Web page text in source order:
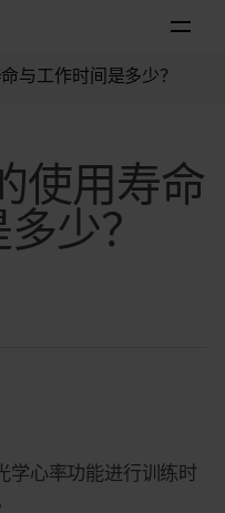
与工作时间是多少？
使用寿命
少？
学心率功能进行训练时